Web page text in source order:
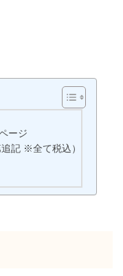
ージ
記 ※全て税込）